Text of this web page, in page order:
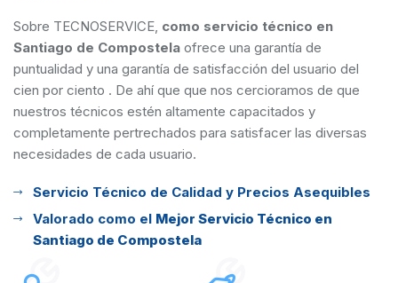
Sobre TECNOSERVICE, como servicio técnico en
Santiago de Compostela ofrece una garantía de
puntualidad y una garantía de satisfacción del usuario del
cien por ciento . De ahí que que nos cercioramos de que
nuestros técnicos estén altamente capacitados y
completamente pertrechados para satisfacer las diversas
necesidades de cada usuario.
Servicio Técnico de Calidad y Precios Asequibles
Valorado como el Mejor Servicio Técnico en
Santiago de Compostela